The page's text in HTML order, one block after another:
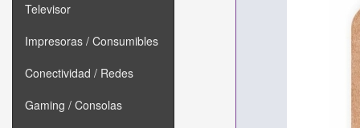
Televisor
Impresoras / Consumibles
Conectividad / Redes
Gaming / Consolas